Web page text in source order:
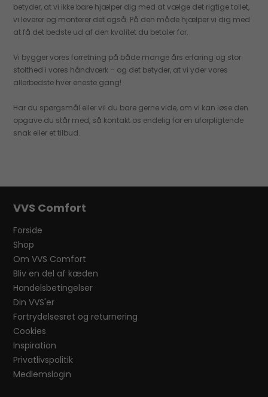
betyder, at vi ikke bare hjælper dig med at vælge det rigtige toilet,
vi leverer og monterer det også. På den måde hjælper vi dig med
at få det bedste ud af den kvalitet du betaler for.
Vi bygger vores forretning på både mange års erfaring og stor
stolthed i vores håndværk – og det betyder, at vi yder vores
allerbedste hver eneste gang!
Har du spørgsmål eller vil du bare gerne vide, om vi kan løse den
opgave du står med, så kontakt os endelig for en uforpligtende
snak eller et tilbud.
VVS Comfort
Forside
Shop
Om VVS Comfort
Bliv en del af kæden
Handelsbetingelser
Din VVS'er
Fortrydelsesret og returnering
Cookies
Inspiration
Privatlivspolitik
Medlemslogin